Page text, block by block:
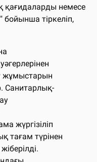
қағидаларды немесе
бойынша тіркеліп,
жұмыстарын
Санитарлық-
жүргізіліп
тағам түрінен